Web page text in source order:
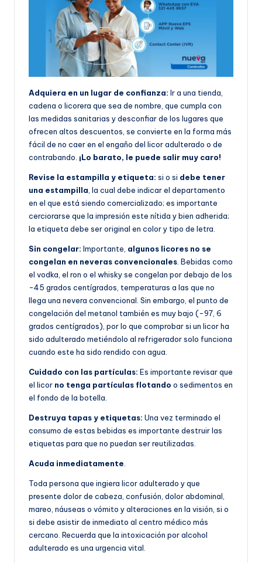
Adquiera en un lugar de confianza: Ir a una tienda,
cadena o licorera que sea de nombre, que cumpla con
las medidas sanitarias y desconfiar de los lugares que
ofrecen altos descuentos, se convierte en la forma más
fácil de no caer en el engaño del licor adulterado o de
contrabando. ¡Lo barato, le puede salir muy caro!
Revise la estampilla y etiqueta: si o si debe tener
una estampilla , la cual debe indicar el departamento
en el que está siendo comercializado; es importante
cerciorarse que la impresión este nítida y bien adherida;
la etiqueta debe ser original en color y tipo de letra.
Sin congelar: Importante, algunos licores no se
congelan en neveras convencionales . Bebidas como
el vodka, el ron o el whisky se congelan por debajo de los
-45 grados centígrados, temperaturas a las que no
llega una nevera convencional. Sin embargo, el punto de
congelación del metanol también es muy bajo (-97, 6
grados centígrados), por lo que comprobar si un licor ha
sido adulterado metiéndolo al refrigerador solo funciona
cuando este ha sido rendido con agua.
Cuidado con las partículas: Es importante revisar que
el licor no tenga partículas flotando o sedimentos en
el fondo de la botella.
Destruya tapas y etiquetas: Una vez terminado el
consumo de estas bebidas es importante destruir las
etiquetas para que no puedan ser reutilizadas.
Acuda inmediatamente
Toda persona que ingiera licor adulterado y que
presente dolor de cabeza, confusión, dolor abdominal,
mareo, náuseas o vómito y alteraciones en la visión, si o
si debe asistir de inmediato al centro médico más
cercano. Recuerda que la intoxicación por alcohol
adulterado es una urgencia vital.